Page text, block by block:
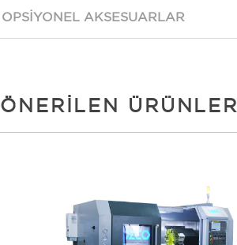
OPSIYONEL AKSESUARLAR
ÖNERILEN ÜRÜNLER